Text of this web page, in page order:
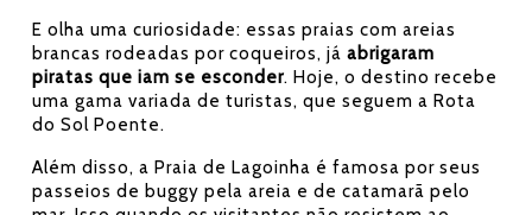
E olha uma curiosidade: essas praias com areias
brancas rodeadas por coqueiros, já abrigaram
piratas que iam se esconder. Hoje, o destino recebe
uma gama variada de turistas, que seguem a Rota
do Sol Poente.
Além disso, a Praia de Lagoinha é famosa por seus
passeios de buggy pela areia e de catamarã pelo